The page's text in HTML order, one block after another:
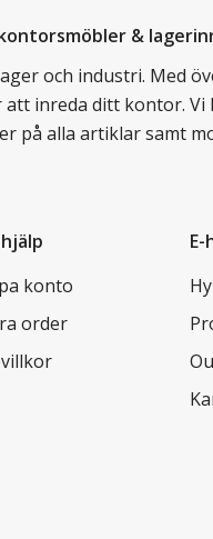
&
och industri. Med
inreda ditt kontor.
på alla artiklar samt
konto
order